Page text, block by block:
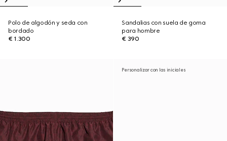
Polo de algodón y seda con
bordado
€ 1.300
Sandalias con suela de goma
para hombre
€ 390
Personalizar con las iniciales